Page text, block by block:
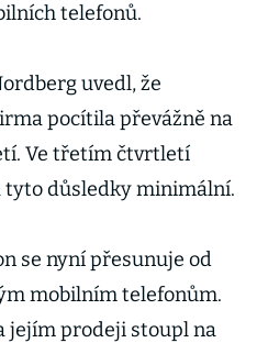
telefonů.
uvedl, že
pocítila převážně na
Ve třetím čtvrtletí
tyto důsledky minimální.
se nyní přesunuje od
mobilním telefonům.
jejím prodeji stoupl na